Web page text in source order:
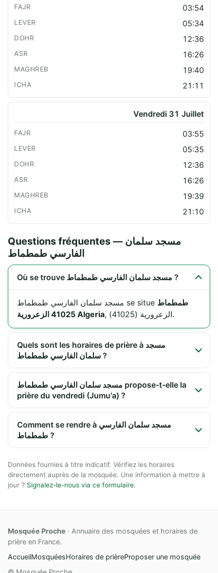
03:54
05:34
12:36
16:26
19:40
21:11
Vendredi 31 Juillet
03:55
05:35
12:36
16:26
19:39
21:10
Questions fréquentes — مسجد سلمان
الفارسي طمطماط
Où se trouve مسجد سلمان الفارسي طمطماط ?
مسجد سلمان الفارسي طمطماط se situe طمطماط
41025 الزعرورية Algeria
, الزعرورية (41025).
Quels sont les horaires de prière à مسجد
سلمان الفارسي طمطماط ?
مسجد سلمان الفارسي طمطماط propose-t-elle la
prière du vendredi (Jumu'a) ?
Comment se rendre à مسجد سلمان الفارسي
طمطماط ?
Données fournies à titre indicatif. Vérifiez les horaires
directement auprès de la mosquée. Une information à mettre à
jour ? Signalez-le-nous via ce formulaire.
Mosquée Proche · Annuaire des mosquées et horaires de
prière en France.
AccueilMosquéesHoraires de prièreProposer une mosquée